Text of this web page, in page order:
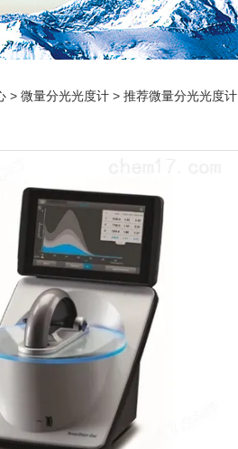
> 微量分光光度计 > 推荐微量分光光度计